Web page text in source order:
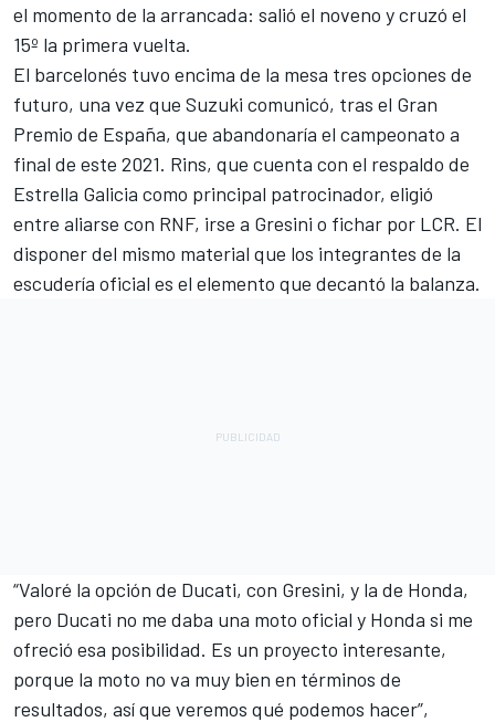
el momento de la arrancada: salió el noveno y cruzó el
15º la primera vuelta.
El barcelonés tuvo encima de la mesa tres opciones de
futuro, una vez que Suzuki comunicó, tras el Gran
Premio de España, que abandonaría el campeonato a
final de este 2021. Rins, que cuenta con el respaldo de
Estrella Galicia como principal patrocinador, eligió
entre aliarse con RNF, irse a Gresini o fichar por LCR. El
disponer del mismo material que los integrantes de la
escudería oficial es el elemento que decantó la balanza.
“Valoré la opción de Ducati, con Gresini, y la de Honda,
pero Ducati no me daba una moto oficial y Honda si me
ofreció esa posibilidad. Es un proyecto interesante,
porque la moto no va muy bien en términos de
resultados, así que veremos qué podemos hacer”,